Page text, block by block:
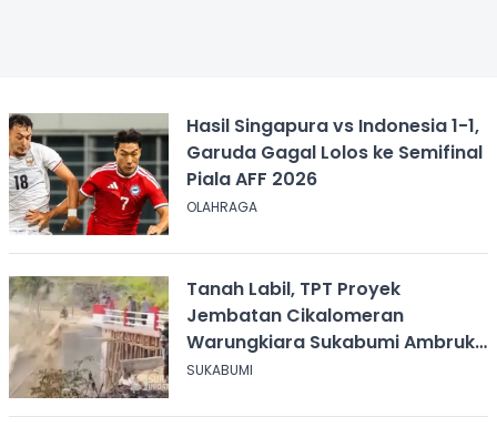
Hasil Singapura vs Indonesia 1-1,
Garuda Gagal Lolos ke Semifinal
Piala AFF 2026
OLAHRAGA
Tanah Labil, TPT Proyek
Jembatan Cikalomeran
Warungkiara Sukabumi Ambruk
Saat Pengurugan
SUKABUMI